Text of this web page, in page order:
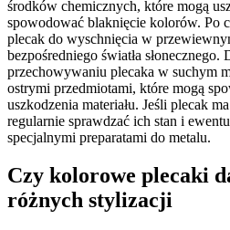
środków chemicznych, które mogą
spowodować blaknięcie kolorów. Po
plecak do wyschnięcia w
bezpośredniego światła
przechowywaniu plecaka w suchym
ostrymi przedmiotami, które mogą
uszkodzenia materiału. Jeśli plecak
regularnie sprawdzać ich stan i
specjalnymi preparatami do metalu.
Czy kolorowe plecaki
różnych stylizacji